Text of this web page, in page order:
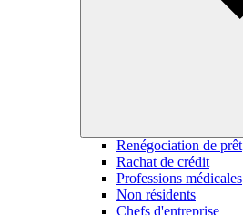
Renégociation de prêt
Rachat de crédit
Professions médicales
Non résidents
Chefs d'entreprise